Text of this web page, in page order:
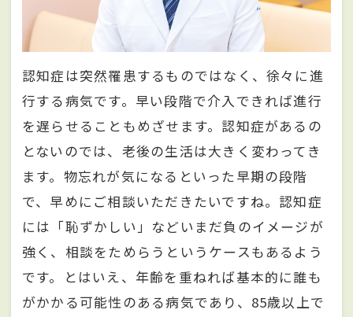
認知症は突然罹患するものではなく、徐々に進
行する病気です。早い段階で介入できれば進行
を遅らせることもめざせます。認知症があるの
とないのでは、老後の生活は大きく変わってき
ます。物忘れが気になるといった早期の段階
で、早めにご相談いただきたいですね。認知症
には「恥ずかしい」などいまだ負のイメージが
強く、相談をためらうというケースもあるよう
です。とはいえ、年齢を重ねれば基本的に誰も
がかかる可能性のある病気であり、85歳以上で